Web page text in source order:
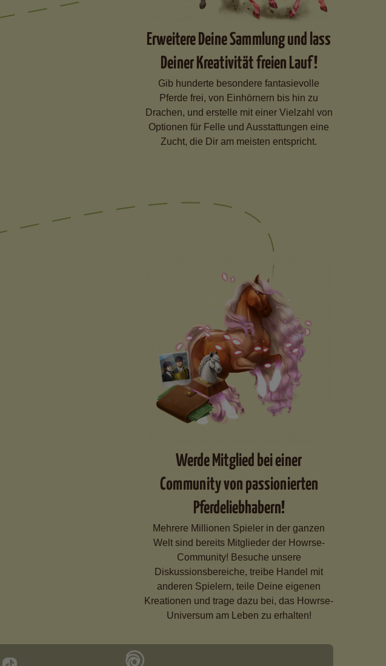
Erweitere Deine Sammlung und lass
Deiner Kreativität freien Lauf!
Gib hunderte besondere fantasievolle
Pferde frei, von Einhörnern bis hin zu
Drachen, und erstelle mit einer Vielzahl von
Optionen für Felle und Ausstattungen eine
Zucht, die Dir am meisten entspricht.
Werde Mitglied bei einer
Community von passionierten
Pferdeliebhabern!
Mehrere Millionen Spieler in der ganzen
Welt sind bereits Mitglieder der Howrse-
Community! Besuche unsere
Diskussionsbereiche, treibe Handel mit
anderen Spielern, teile Deine eigenen
Kreationen und trage dazu bei, das Howrse-
Universum am Leben zu erhalten!